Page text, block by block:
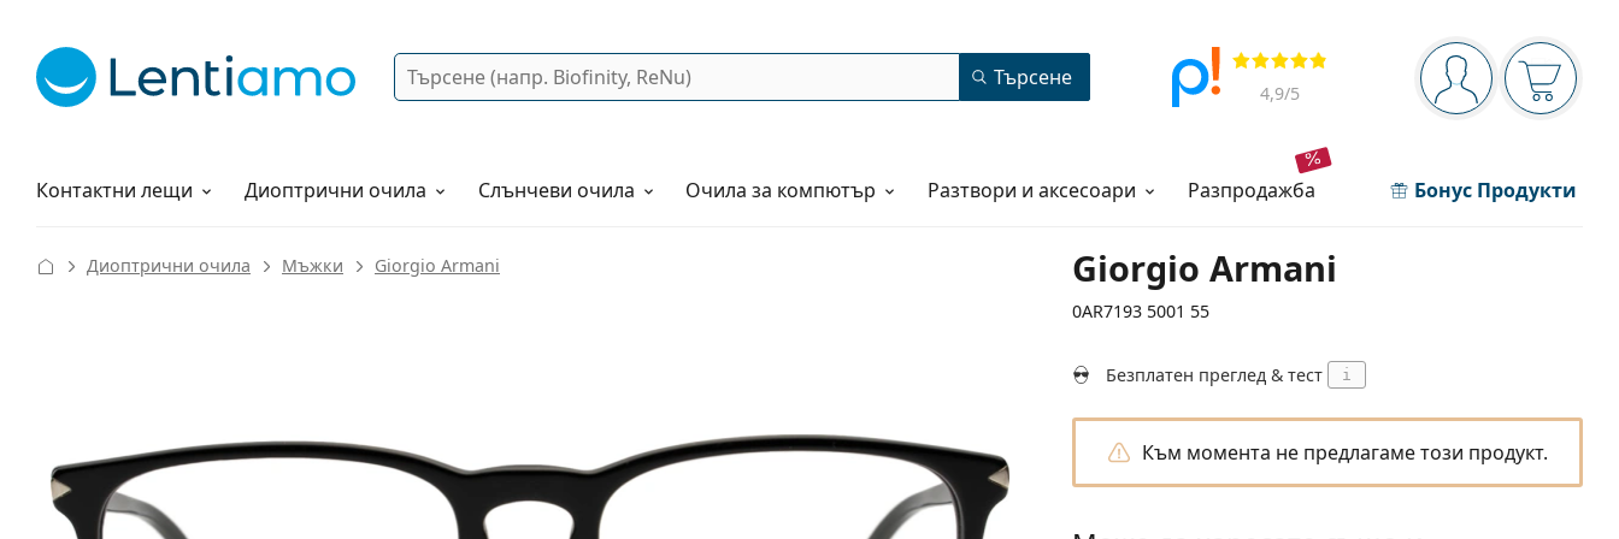
Navigation panel
Вие сте вписани
Прегледи
4,9/5
Търсене Търсене
Контактни лещи
Разтвори Диоптрични очила Слънчеви очила Очила за компютър Разтвори и аксесоари разпродажба Бонус Продукти
Как да поръчам?
Giorgio Armani
0AR7193 5001 55
Диоптрични очила Мъжки Giorgio Armani
Безплатен преглед & тест i
Към момента не предлагаме този продукт.